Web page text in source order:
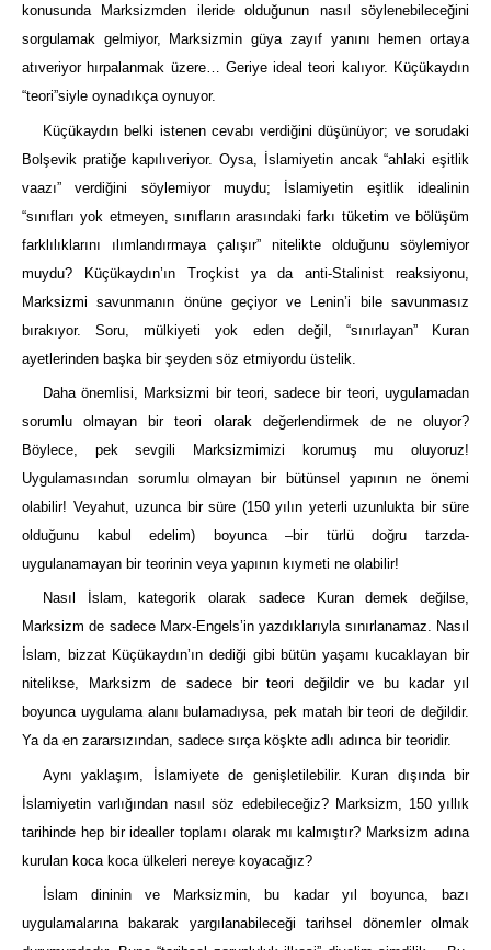
konusunda Marksizmden ileride olduğunun nasıl söylenebileceğini
sorgulamak gelmiyor, Marksizmin güya zayıf yanını hemen ortaya
atıveriyor hırpalanmak üzere… Geriye ideal teori kalıyor. Küçükaydın
“teori”siyle oynadıkça oynuyor.
Küçükaydın belki istenen cevabı verdiğini düşünüyor; ve sorudaki
Bolşevik pratiğe kapılıveriyor. Oysa, İslamiyetin ancak “ahlaki eşitlik
vaazı” verdiğini söylemiyor muydu; İslamiyetin eşitlik idealinin
“sınıfları yok etmeyen, sınıfların arasındaki farkı tüketim ve bölüşüm
farklılıklarını ılımlandırmaya çalışır” nitelikte olduğunu söylemiyor
muydu? Küçükaydın’ın Troçkist ya da anti-Stalinist reaksiyonu,
Marksizmi savunmanın önüne geçiyor ve Lenin’i bile savunmasız
bırakıyor. Soru, mülkiyeti yok eden değil, “sınırlayan” Kuran
ayetlerinden başka bir şeyden söz etmiyordu üstelik.
Daha önemlisi, Marksizmi bir teori, sadece bir teori, uygulamadan
sorumlu olmayan bir teori olarak değerlendirmek de ne oluyor?
Böylece, pek sevgili Marksizmimizi korumuş mu oluyoruz!
Uygulamasından sorumlu olmayan bir bütünsel yapının ne önemi
olabilir! Veyahut, uzunca bir süre (150 yılın yeterli uzunlukta bir süre
olduğunu kabul edelim) boyunca –bir türlü doğru tarzda-
uygulanamayan bir teorinin veya yapının kıymeti ne olabilir!
Nasıl İslam, kategorik olarak sadece Kuran demek değilse,
Marksizm de sadece Marx-Engels’in yazdıklarıyla sınırlanamaz. Nasıl
İslam, bizzat Küçükaydın’ın dediği gibi bütün yaşamı kucaklayan bir
nitelikse, Marksizm de sadece bir teori değildir ve bu kadar yıl
boyunca uygulama alanı bulamadıysa, pek matah bir teori de değildir.
Ya da en zararsızından, sadece sırça köşkte adlı adınca bir teoridir.
Aynı yaklaşım, İslamiyete de genişletilebilir. Kuran dışında bir
İslamiyetin varlığından nasıl söz edebileceğiz? Marksizm, 150 yıllık
tarihinde hep bir idealler toplamı olarak mı kalmıştır? Marksizm adına
kurulan koca koca ülkeleri nereye koyacağız?
İslam dininin ve Marksizmin, bu kadar yıl boyunca, bazı
uygulamalarına bakarak yargılanabileceği tarihsel dönemler olmak